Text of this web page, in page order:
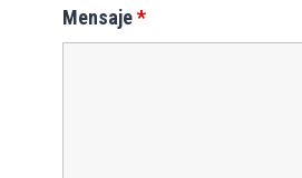
Mensaje*